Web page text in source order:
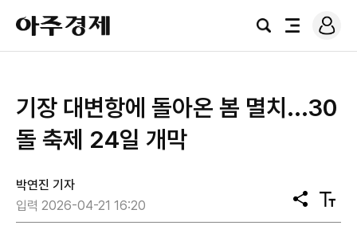
아
주
경
검
전
로
그
기장 대변항에 돌아온 봄 멸치...30
돌 축제 24일 개막
박연진 기자
입력 2026-04-21 16:20
공
유
텍
스